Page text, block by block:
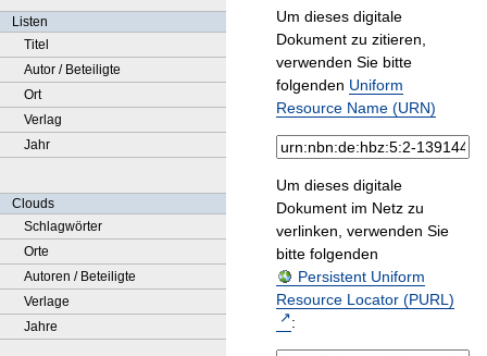
Listen
Titel
Autor / Beteiligte
Ort
Verlag
Jahr
Clouds
Schlagwörter
Orte
Autoren / Beteiligte
Verlage
Jahre
Um dieses digitale
Dokument zu zitieren,
verwenden Sie bitte
folgenden Uniform
Resource Name (URN)
Um dieses digitale
Dokument im Netz zu
verlinken, verwenden Sie
bitte folgenden
Persistent Uniform
Resource Locator (PURL)
: